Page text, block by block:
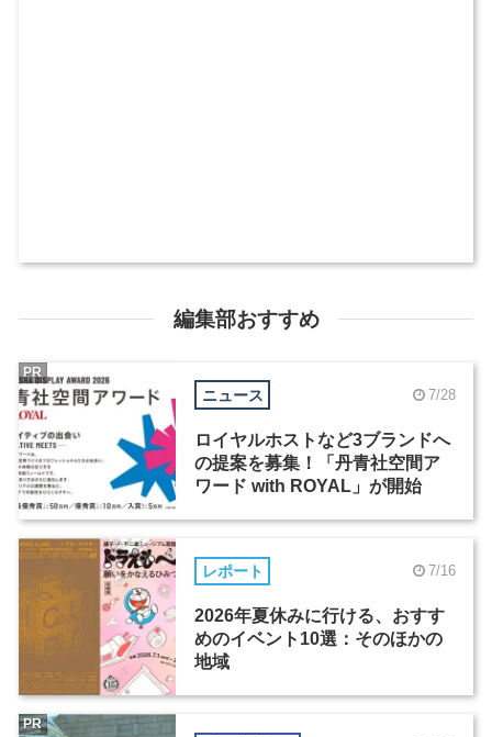
編集部おすすめ
ニュース 7/28
ロイヤルホストなど3ブランドへ
の提案を募集！「丹青社空間ア
ワード with ROYAL」が開始
PR
レポート 7/16
2026年夏休みに行ける、おすす
めのイベント10選：そのほかの
地域
PR